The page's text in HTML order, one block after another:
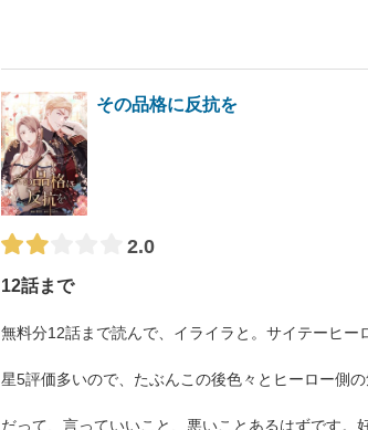
その品格に反抗を
2.0
12話まで
無料分12話まで読んで、イライラと。サイテーヒー
星5評価多いので、たぶんこの後色々とヒーロー側
だって、言っていいこと、悪いことあるはずです。